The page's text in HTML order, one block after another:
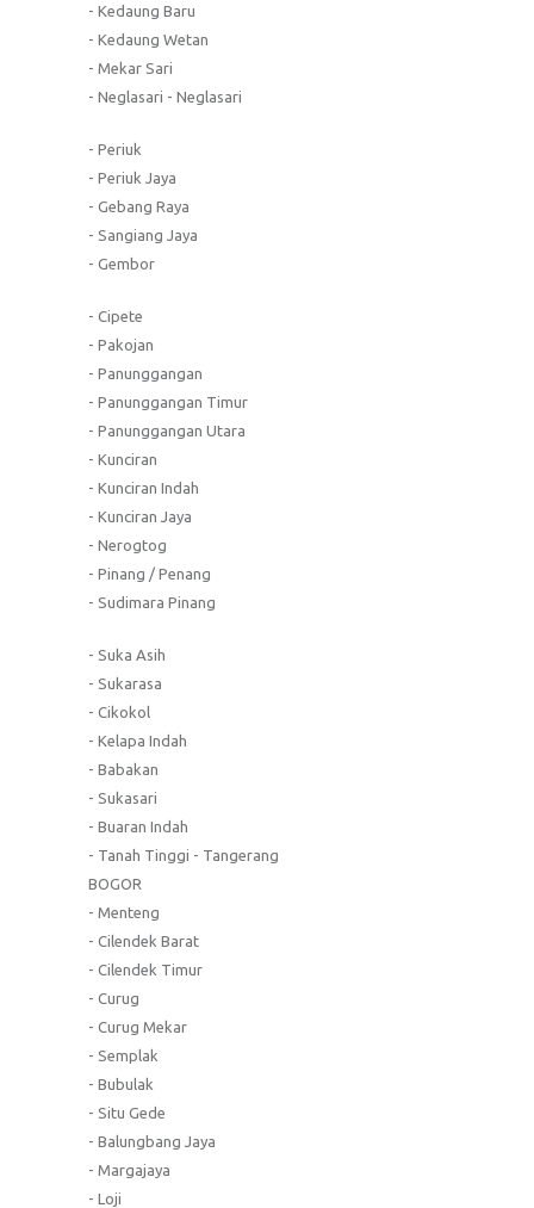
- Kedaung Baru
- Kedaung Wetan
- Mekar Sari
- Neglasari - Neglasari
- Periuk
- Periuk Jaya
- Gebang Raya
- Sangiang Jaya
- Gembor
- Cipete
- Pakojan
- Panunggangan
- Panunggangan Timur
- Panunggangan Utara
- Kunciran
- Kunciran Indah
- Kunciran Jaya
- Nerogtog
- Pinang / Penang
- Sudimara Pinang
- Suka Asih
- Sukarasa
- Cikokol
- Kelapa Indah
- Babakan
- Sukasari
- Buaran Indah
- Tanah Tinggi - Tangerang
BOGOR
- Menteng
- Cilendek Barat
- Cilendek Timur
- Curug
- Curug Mekar
- Semplak
- Bubulak
- Situ Gede
- Balungbang Jaya
- Margajaya
- Loji